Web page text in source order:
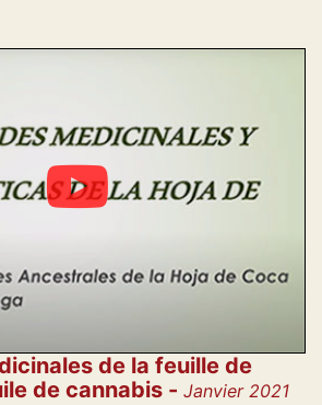
de la feuille de
de cannabis - Janvier 2021